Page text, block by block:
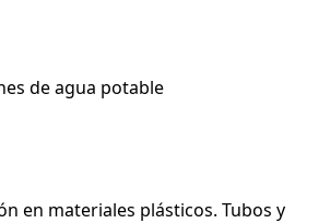
de agua potable
en materiales plásticos. Tubos y